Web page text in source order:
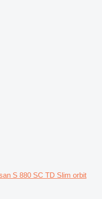
S 880 SC TD Slim orbit